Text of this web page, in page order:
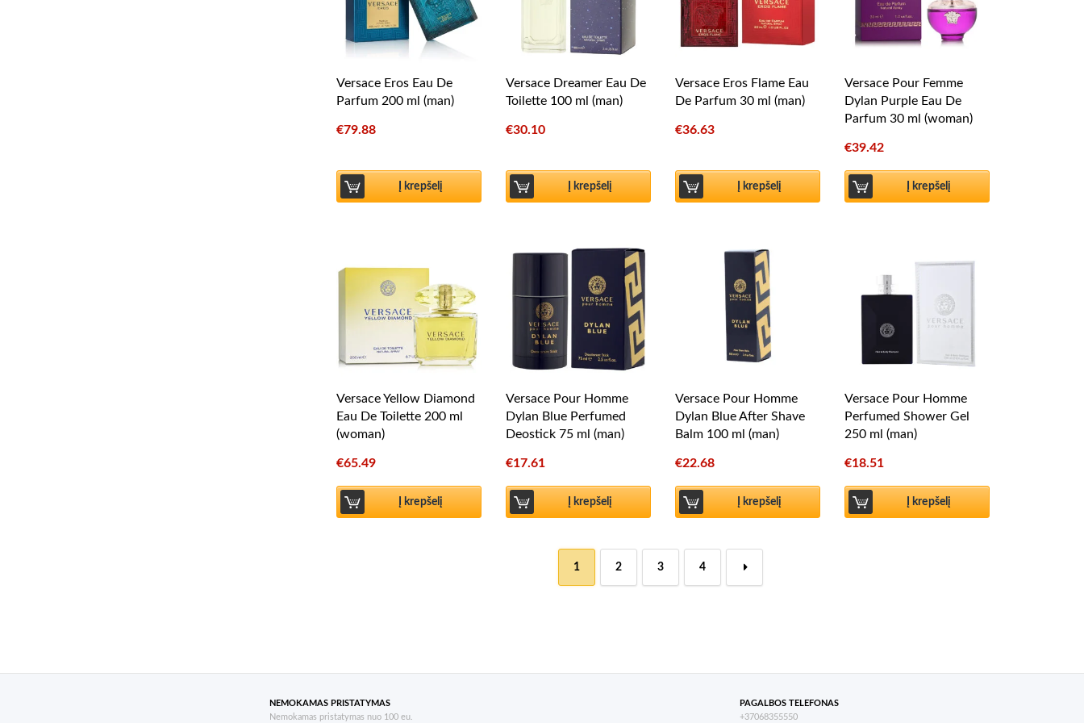
Versace Eros Eau De
Parfum 200 ml (man)
€79.88
Į krepšelį
Versace Dreamer Eau De
Toilette 100 ml (man)
€30.10
Į krepšelį
Versace Eros Flame Eau
De Parfum 30 ml (man)
€36.63
Į krepšelį
Versace Pour Femme
Dylan Purple Eau De
Parfum 30 ml (woman)
€39.42
Į krepšelį
Versace Yellow Diamond
Eau De Toilette 200 ml
(woman)
€65.49
Į krepšelį
Versace Pour Homme
Dylan Blue Perfumed
Deostick 75 ml (man)
€17.61
Į krepšelį
Versace Pour Homme
Dylan Blue After Shave
Balm 100 ml (man)
€22.68
Į krepšelį
Versace Pour Homme
Perfumed Shower Gel
250 ml (man)
€18.51
Į krepšelį
1 2 3 4 →
NEMOKAMAS PRISTATYMAS
Nemokamas pristatymas nuo 100 eu.
PAGALBOS TELEFONAS
+37068355550